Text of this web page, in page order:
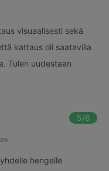
visuaalisesti sekä
kattaus oli saatavilla
Tulen uudestaan
5/6
hengelle